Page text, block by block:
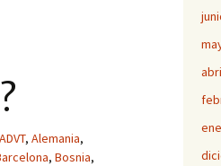
ADVT, Alemania,
, Bosnia,